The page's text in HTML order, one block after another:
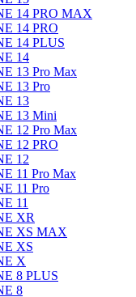
14 PRO MAX
14 PRO
14 PLUS
14
13 Pro Max
13 Pro
13
13 Mini
12 Pro Max
12 PRO
12
11 Pro Max
11 Pro
11
XR
XS MAX
XS
X
8 PLUS
8